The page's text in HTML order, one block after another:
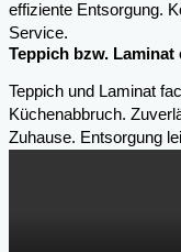
effiziente Entsorgung.
Service.
Teppich bzw.
Teppich und Laminat
Küchenabbruch.
Zuhause. Entsorgung